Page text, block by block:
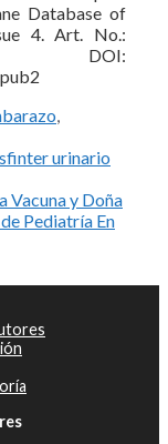
Database of
4. Art. No.:
DOI:
urinario
Vacuna y Doña
Pediatría En